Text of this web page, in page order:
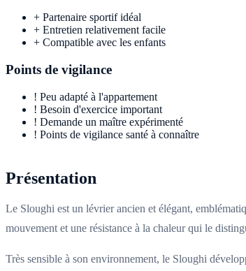
+ Partenaire sportif idéal
+ Entretien relativement facile
+ Compatible avec les enfants
Points de vigilance
! Peu adapté à l'appartement
! Besoin d'exercice important
! Demande un maître expérimenté
! Points de vigilance santé à connaître
Présentation
Le Sloughi est un lévrier ancien et élégant,
mouvement et une résistance à la chaleur qui le
Très sensible à son environnement, le Sloughi